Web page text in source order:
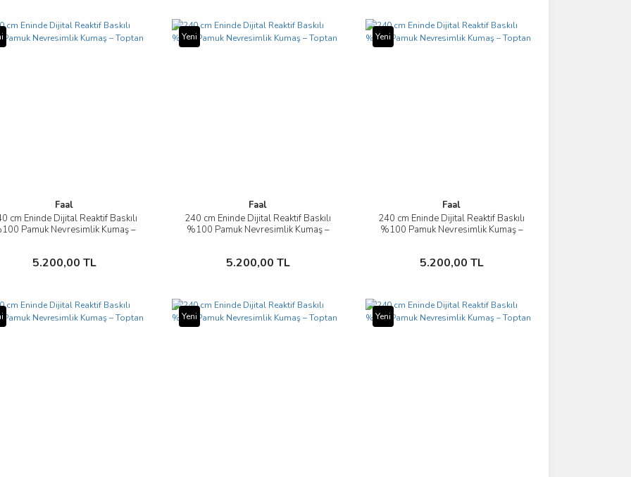
Faal
cm Eninde Dijital Reaktif Baskılı
Pamuk Nevresimlik Kumaş –
5.200,00 TL
İncele
Sepete Ekle
Yeni
Faal
240 cm Eninde Dijital Reaktif Baskılı
%100 Pamuk Nevresimlik Kumaş –
5.200,00 TL
İncele
Sepete Ekle
Yeni
Faal
240 cm Eninde Dijital Reaktif Baskılı
%100 Pamuk Nevresimlik Kumaş –
5.200,00 TL
İncele
Sepete Ekle
Yeni Yeni